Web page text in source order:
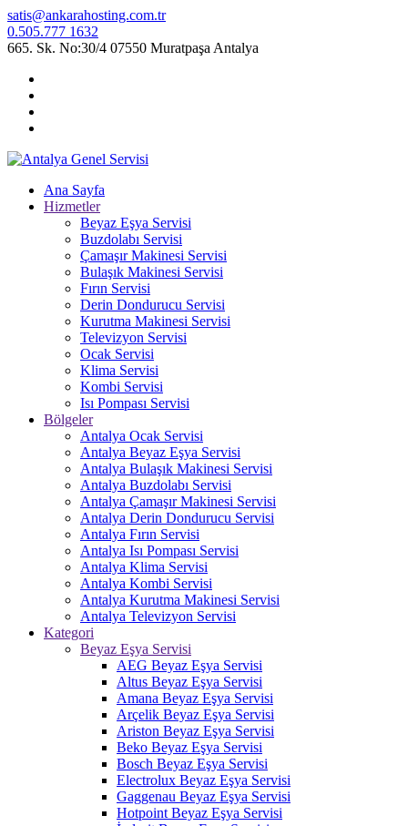
satis@ankarahosting.com.tr
0.505.777 1632
665. Sk. No:30/4 07550 Muratpaşa Antalya
Ana Sayfa
Hizmetler
Beyaz Eşya Servisi
Buzdolabı Servisi
Çamaşır Makinesi Servisi
Bulaşık Makinesi Servisi
Fırın Servisi
Derin Dondurucu Servisi
Kurutma Makinesi Servisi
Televizyon Servisi
Ocak Servisi
Klima Servisi
Kombi Servisi
Isı Pompası Servisi
Bölgeler
Antalya Ocak Servisi
Antalya Beyaz Eşya Servisi
Antalya Bulaşık Makinesi Servisi
Antalya Buzdolabı Servisi
Antalya Çamaşır Makinesi Servisi
Antalya Derin Dondurucu Servisi
Antalya Fırın Servisi
Antalya Isı Pompası Servisi
Antalya Klima Servisi
Antalya Kombi Servisi
Antalya Kurutma Makinesi Servisi
Antalya Televizyon Servisi
Kategori
Beyaz Eşya Servisi
AEG Beyaz Eşya Servisi
Altus Beyaz Eşya Servisi
Amana Beyaz Eşya Servisi
Arçelik Beyaz Eşya Servisi
Ariston Beyaz Eşya Servisi
Beko Beyaz Eşya Servisi
Bosch Beyaz Eşya Servisi
Electrolux Beyaz Eşya Servisi
Gaggenau Beyaz Eşya Servisi
Hotpoint Beyaz Eşya Servisi